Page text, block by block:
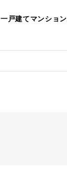
一戸建てマンション